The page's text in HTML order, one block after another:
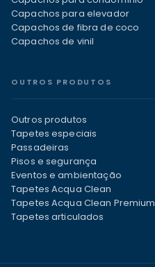
Capachos para elevador
Capachos de fibra de coco
Capachos de vinil
OUTROS PRODUTOS
Outros produtos
Tapetes especiais
Passadeiras
Pisos e segurança
Eventos e ambientação
Tapetes Acqua Clean
Tapetes Acqua Clean Premium
Tapetes articulados